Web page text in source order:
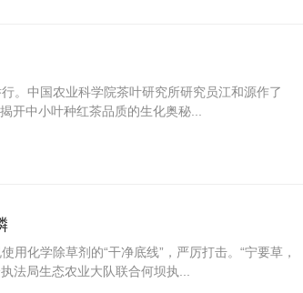
。中国农业科学院茶叶研究所研究员江和源作了
开中小叶种红茶品质的生化奥秘...
化学除草剂的“干净底线”，严厉打击。“宁要草，
法局生态农业大队联合何坝执...